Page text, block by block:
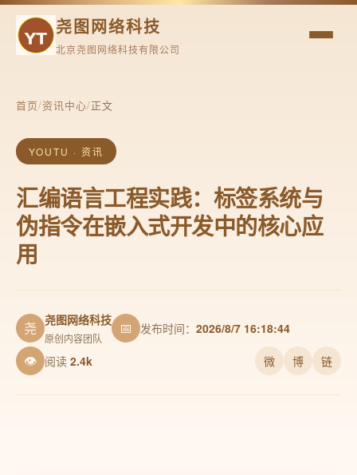
尧图网络科技
北京尧图网络科技有限公司
首页/资讯中心/正文
YOUTU · 资讯
汇编语言工程实践：标签系统与
伪指令在嵌入式开发中的核心应
用
尧 尧图网络科技
原创内容团队
📅 发布时间： 2026/8/7 16:18:44
👁 阅读 2.4k 微 博 链